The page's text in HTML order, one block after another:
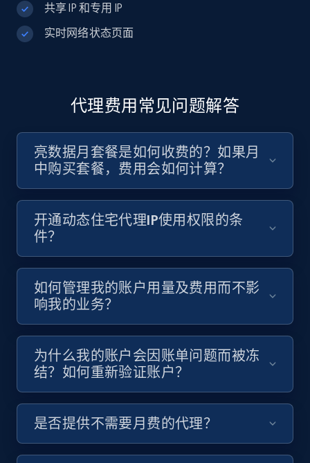
共享 IP 和专用 IP
实时网络状态页面
代理费用常见问题解答
亮数据月套餐是如何收费的？如果月
中购买套餐，费用会如何计算？
开通动态住宅代理IP使用权限的条
件？
如何管理我的账户用量及费用而不影
响我的业务？
为什么我的账户会因账单问题而被冻
结？如何重新验证账户？
是否提供不需要月费的代理？